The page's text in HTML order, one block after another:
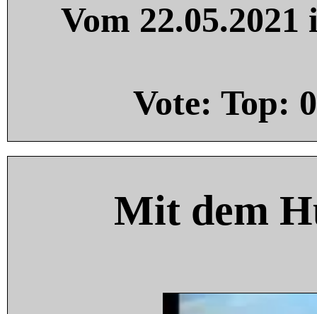
Vom
Vote: Top: 0
Mit dem